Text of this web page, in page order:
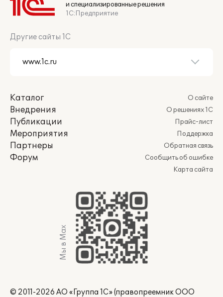
и специализированные решения
1С:Предприятие
Другие сайты 1С
Каталог
Внедрения
Публикации
Мероприятия
Партнеры
Форум
О сайте
О решениях 1С
Прайс-лист
Поддержка
Обратная связь
Сообщить об ошибке
Карта сайта
Мы в Max
© 2011-2026 АО «Группа 1С» (правопреемник ООО